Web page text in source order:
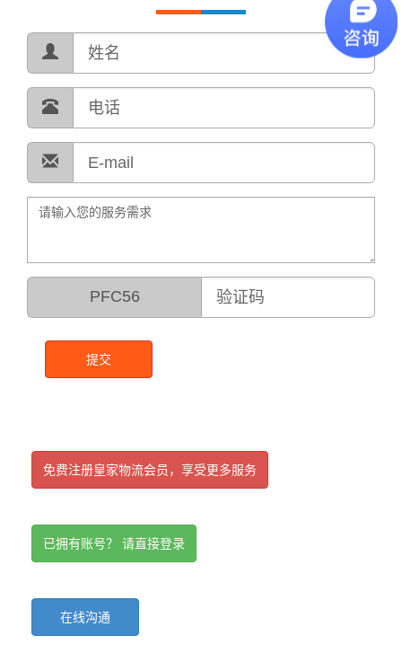
PFC56
提交
免费注册皇家物流会员，享受更多服务
已拥有账号？ 请直接登录
在线沟通